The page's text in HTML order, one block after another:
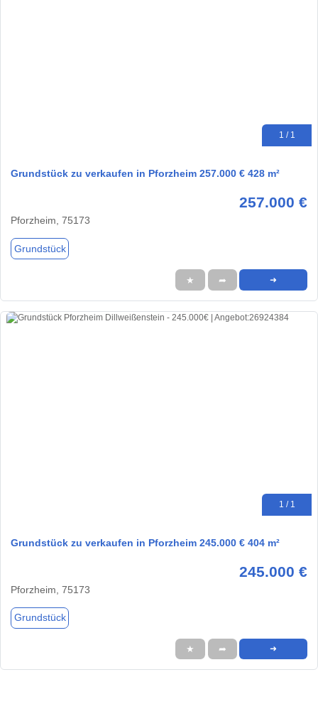
1 / 1
Grundstück zu verkaufen in Pforzheim 257.000 € 428 m²
257.000 €
Pforzheim, 75173
Grundstück
★ ➦ ➜
1 / 1
Grundstück zu verkaufen in Pforzheim 245.000 € 404 m²
245.000 €
Pforzheim, 75173
Grundstück
★ ➦ ➜